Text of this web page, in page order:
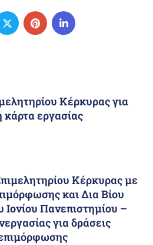
Κέρκυρας για
εργασίας
Κέρκυρας με
και Δια Βίου
Πανεπιστημίου –
για δράσεις